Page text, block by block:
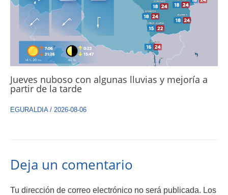
Jueves nuboso con algunas lluvias y mejoría a
partir de la tarde
EGURALDIA/ 2026-08-06
Deja un comentario
Tu dirección de correo electrónico no será publicada. Los